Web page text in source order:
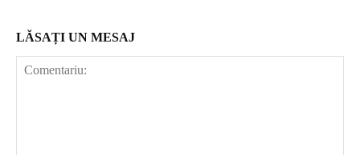
LĂSAȚI UN MESAJ